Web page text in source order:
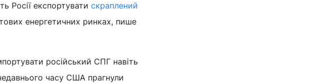
Росії експортувати скраплений
енергетичних ринках, пише
російський СПГ навіть
часу США прагнули